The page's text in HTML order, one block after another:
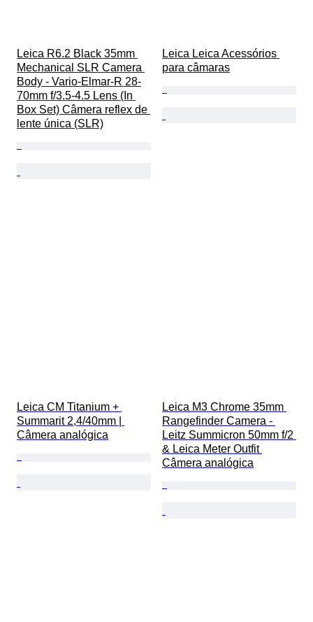
Leica R6.2 Black 35mm
Mechanical SLR Camera
Body - Vario-Elmar-R 28-
70mm f/3.5-4.5 Lens (In
Box Set) Câmera reflex de
lente única (SLR)
Leica Leica Acessórios
para câmaras
Leica CM Titanium +
Summarit 2,4/40mm |
Câmera analógica
Leica M3 Chrome 35mm
Rangefinder Camera -
Leitz Summicron 50mm f/2
& Leica Meter Outfit
Câmera analógica